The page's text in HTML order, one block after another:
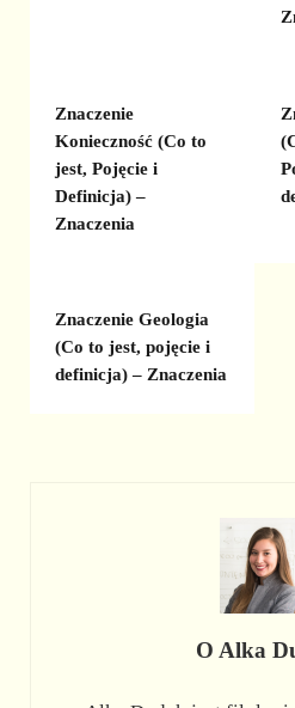
Znaczenie
Konieczność (Co to
jest, Pojęcie i
Definicja) –
Znaczenia
Znaczenie Geologia
(Co to jest, pojęcie i
definicja) – Znaczenia
O Alka